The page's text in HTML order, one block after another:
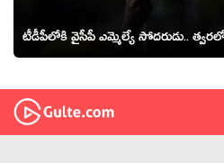
టీడీపీలోకి వైసీపీ ఎమ్మెల్యే సోద‌రుడు..